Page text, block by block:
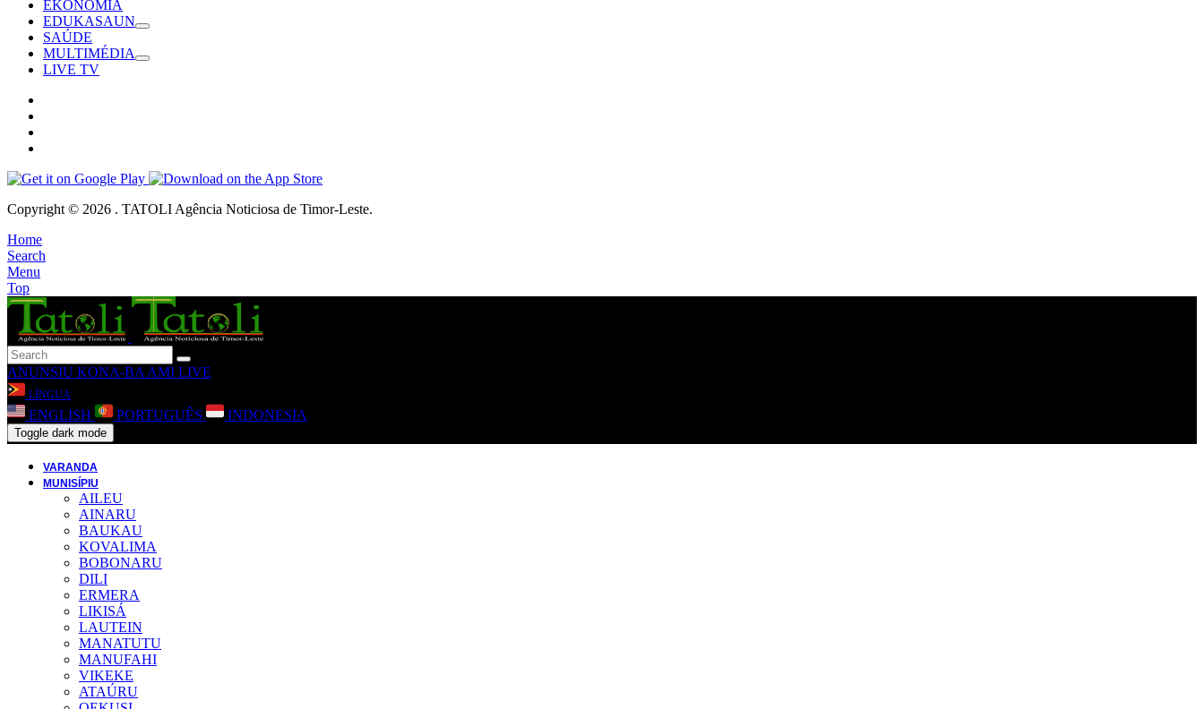
EKONOMIA
EDUKASAUN
SAÚDE
MULTIMÉDIA
LIVE TV
Copyright © 2026 . TATOLI Agência Noticiosa de Timor-Leste.
Home
Search
Menu
Top
ANUNSIU KONA-BA AMI LIVE
LÍNGUA
ENGLISH PORTUGUÊS INDONESIA
Toggle dark mode
VARANDA
MUNISÍPIU
AILEU
AINARU
BAUKAU
KOVALIMA
BOBONARU
DILI
ERMERA
LIKISÁ
LAUTEIN
MANATUTU
MANUFAHI
VIKEKE
ATAÚRU